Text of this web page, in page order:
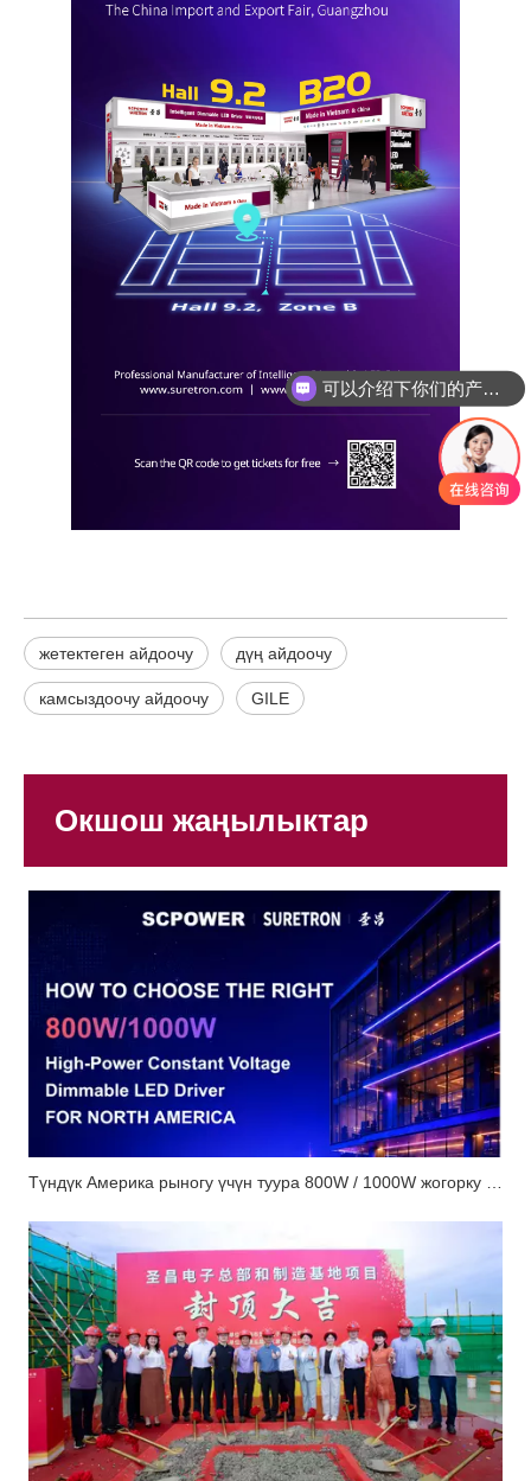
жетектеген айдоочу дүң айдоочу
камсыздоочу айдоочу GILE
Окшош жаңылыктар
Түндүк Америка рыногу үчүн туура 800W / 1000W жогорку кубаттуулуктагы туруктуу чыңалуу өлчөмдүү LED драйверин кантип тандоо керек?
可以介绍下你们的产品么？